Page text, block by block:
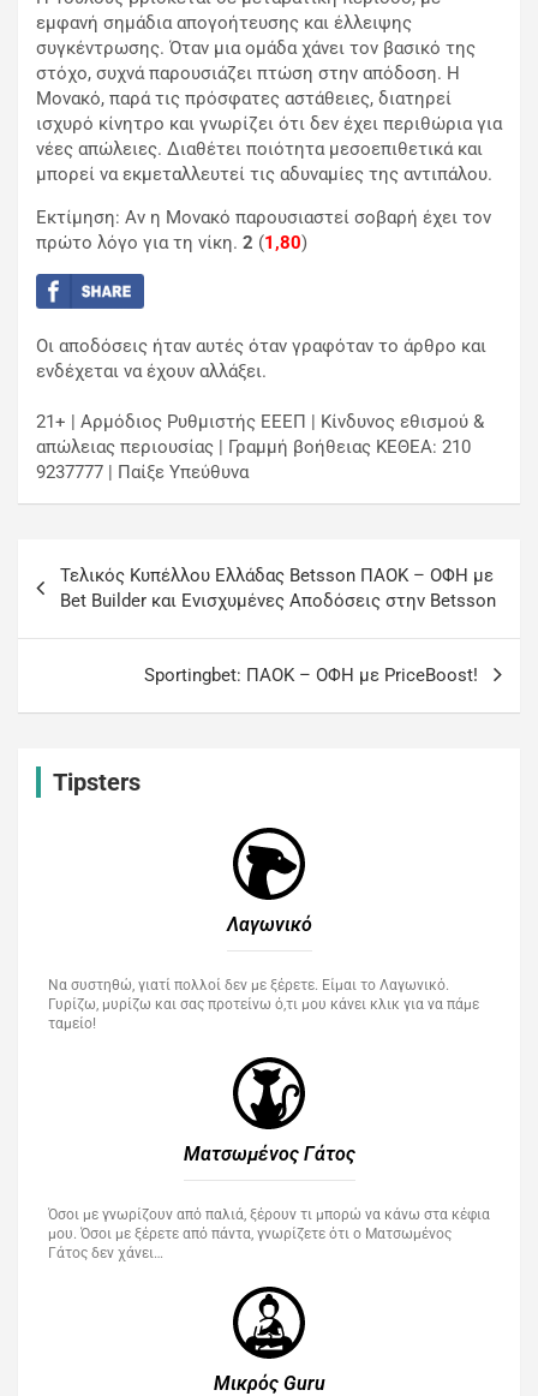
εμφανή σημάδια απογοήτευσης και έλλειψης
συγκέντρωσης. Όταν μια ομάδα χάνει τον βασικό της
στόχο, συχνά παρουσιάζει πτώση στην απόδοση. Η
Μονακό, παρά τις πρόσφατες αστάθειες, διατηρεί
ισχυρό κίνητρο και γνωρίζει ότι δεν έχει περιθώρια για
νέες απώλειες. Διαθέτει ποιότητα μεσοεπιθετικά και
μπορεί να εκμεταλλευτεί τις αδυναμίες της αντιπάλου.
Εκτίμηση: Αν η Μονακό παρουσιαστεί σοβαρή έχει τον
πρώτο λόγο για τη νίκη. 2 (1,80)
Οι αποδόσεις ήταν αυτές όταν γραφόταν το άρθρο και
ενδέχεται να έχουν αλλάξει.
21+ | Αρμόδιος Ρυθμιστής ΕΕΕΠ | Κίνδυνος εθισμού &
απώλειας περιουσίας | Γραμμή βοήθειας ΚΕΘΕΑ: 210
9237777 | Παίξε Υπεύθυνα
Τελικός Κυπέλλου Ελλάδας Betsson ΠΑΟΚ – ΟΦΗ με
Bet Builder και Ενισχυμένες Αποδόσεις στην Betsson
Sportingbet: ΠΑΟΚ – ΟΦΗ με PriceBoost!
Tipsters
Λαγωνικό
Να συστηθώ, γιατί πολλοί δεν με ξέρετε. Είμαι το Λαγωνικό.
Γυρίζω, μυρίζω και σας προτείνω ό,τι μου κάνει κλικ για να πάμε
ταμείο!
Ματσωμένος Γάτος​
Όσοι με γνωρίζουν από παλιά, ξέρουν τι μπορώ να κάνω στα κέφια
μου. Όσοι με ξέρετε από πάντα, γνωρίζετε ότι ο Ματσωμένος
Γάτος δεν χάνει…
Μικρός Guru​